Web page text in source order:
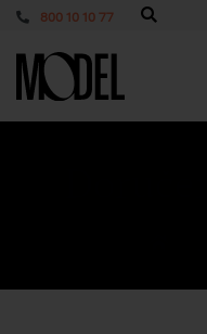
800 10 10 77
PackShop